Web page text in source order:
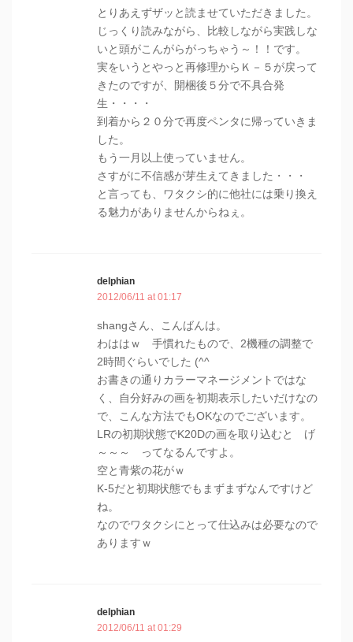
とりあえずザッと読ませていただきました。
じっくり読みながら、比較しながら実践しな
いと頭がこんがらがっちゃう～！！です。
実をいうとやっと再修理からＫ－５が戻って
きたのですが、開梱後５分で不具合発
生・・・・
到着から２０分で再度ペンタに帰っていきま
した。
もう一月以上使っていません。
さすがに不信感が芽生えてきました・・・
と言っても、ワタクシ的に他社には乗り換え
る魅力がありませんからねぇ。
delphian
2012/06/11 at 01:17
shangさん、こんばんは。
わははｗ 手慣れたもので、2機種の調整で
2時間ぐらいでした (^^
お書きの通りカラーマネージメントではな
く、自分好みの画を初期表示したいだけなの
で、こんな方法でもOKなのでございます。
LRの初期状態でK20Dの画を取り込むと げ
～～～ ってなるんですよ。
空と青紫の花がｗ
K-5だと初期状態でもまずまずなんですけど
ね。
なのでワタクシにとって仕込みは必要なので
ありますｗ
delphian
2012/06/11 at 01:29